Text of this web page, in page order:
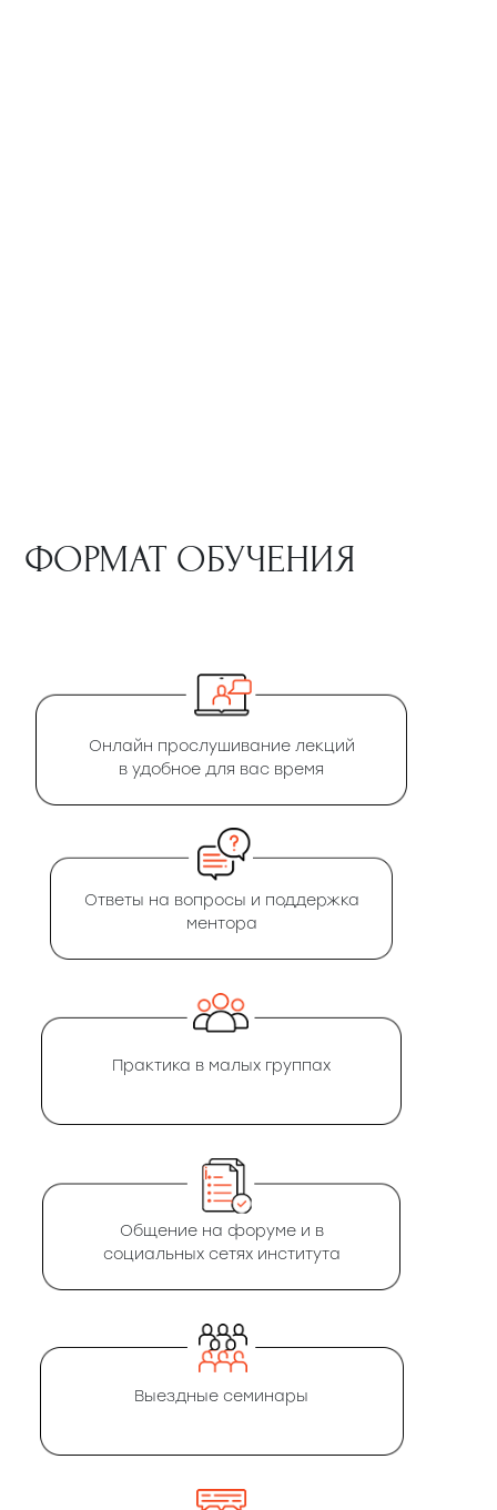
ФОРМАТ ОБУЧЕНИЯ
Онлайн прослушивание лекций
в удобное для вас время
Ответы на вопросы и поддержка
ментора
Практика в малых группах
Общение на форуме и в
социальных сетях института
Выездные семинары